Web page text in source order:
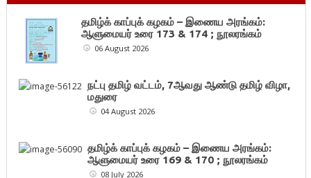
தமிழ்க் காப்புக் கழகம் – இணைய அரங்கம்:
ஆளுமையர் உரை 173 & 174 ; நூலரங்கம்
06 August 2026
நட்பு தமிழ் வட்டம், 7ஆவது ஆண்டு தமிழ் விழா,
மதுரை
04 August 2026
தமிழ்க் காப்புக் கழகம் – இணைய அரங்கம்:
ஆளுமையர் உரை 169 & 170 ; நூலரங்கம்
08 July 2026